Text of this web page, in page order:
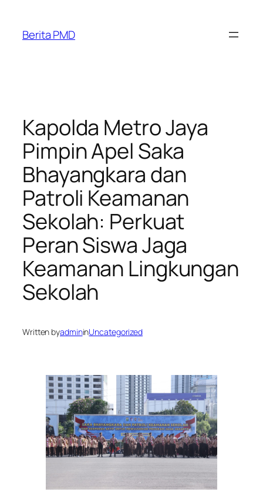
content
Berita PMD
Kapolda Metro Jaya
Pimpin Apel Saka
Bhayangkara dan
Patroli Keamanan
Sekolah: Perkuat
Peran Siswa Jaga
Keamanan Lingkungan
Sekolah
Written byadmininUncategorized